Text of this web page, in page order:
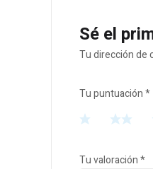
Sé el
Tu dirección de
Tu puntuación*
Tu valoración*